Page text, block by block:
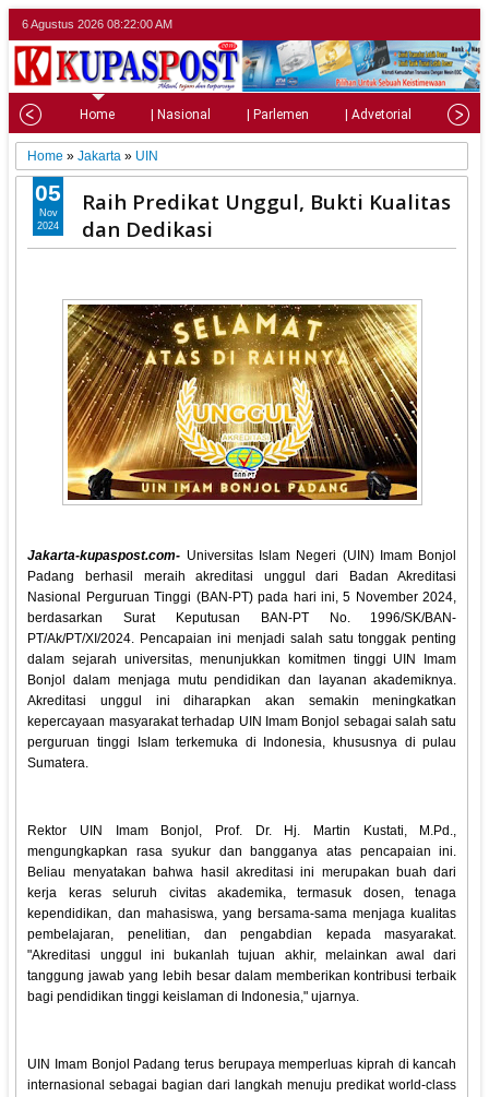
6 Agustus 2026 08:22:02 AM
Home | Nasional | Parlemen | Advetorial |
Home »Jakarta » UIN
Raih Predikat Unggul, Bukti Kualitas
dan Dedikasi
Jakarta-kupaspost.com- Universitas Islam Negeri (UIN) Imam Bonjol
Padang berhasil meraih akreditasi unggul dari Badan Akreditasi
Nasional Perguruan Tinggi (BAN-PT) pada hari ini, 5 November 2024,
berdasarkan Surat Keputusan BAN-PT No. 1996/SK/BAN-
PT/Ak/PT/XI/2024. Pencapaian ini menjadi salah satu tonggak penting
dalam sejarah universitas, menunjukkan komitmen tinggi UIN Imam
Bonjol dalam menjaga mutu pendidikan dan layanan akademiknya.
Akreditasi unggul ini diharapkan akan semakin meningkatkan
kepercayaan masyarakat terhadap UIN Imam Bonjol sebagai salah satu
perguruan tinggi Islam terkemuka di Indonesia, khususnya di pulau
Sumatera.
Rektor UIN Imam Bonjol, Prof. Dr. Hj. Martin Kustati, M.Pd.,
mengungkapkan rasa syukur dan bangganya atas pencapaian ini.
Beliau menyatakan bahwa hasil akreditasi ini merupakan buah dari
kerja keras seluruh civitas akademika, termasuk dosen, tenaga
kependidikan, dan mahasiswa, yang bersama-sama menjaga kualitas
pembelajaran, penelitian, dan pengabdian kepada masyarakat.
"Akreditasi unggul ini bukanlah tujuan akhir, melainkan awal dari
tanggung jawab yang lebih besar dalam memberikan kontribusi terbaik
bagi pendidikan tinggi keislaman di Indonesia," ujarnya.
UIN Imam Bonjol Padang terus berupaya memperluas kiprah di kancah
internasional sebagai bagian dari langkah menuju predikat world-class
05
Nov
2024